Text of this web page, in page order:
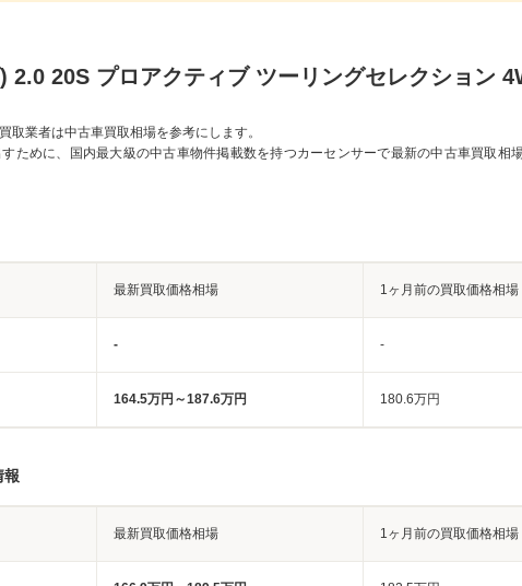
2.0 20S プロアクティブ ツーリングセレクション
取業者は中古車買取相場を参考にします。
ために、国内最大級の中古車物件掲載数を持つカーセンサーで最新の中古車買取相
最新買取価格相場 1ヶ月前の買取価格相場
- -
164.5万円～187.6万円 180.6万円
報
最新買取価格相場 1ヶ月前の買取価格相場